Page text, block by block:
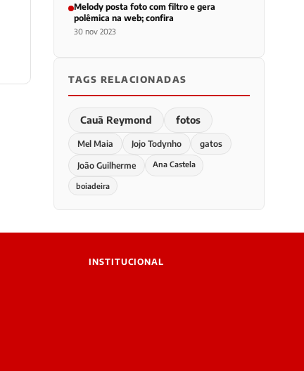
Melody posta foto com filtro e gera
polêmica na web; confira
30 nov 2023
TAGS RELACIONADAS
Cauã Reymond fotos
Mel Maia Jojo Todynho gatos
João Guilherme Ana Castela
boiadeira
INSTITUCIONAL